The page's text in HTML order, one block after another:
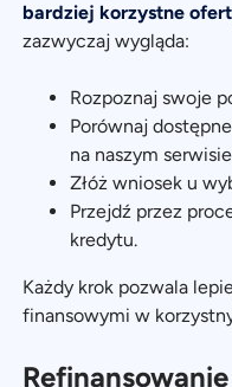
bardziej korzystne
zazwyczaj wygląda:
Rozpoznaj swoje
Porównaj
na naszym
Złóż wniosek u
Przejdź przez
kredytu.
Każdy krok pozwala
finansowymi w